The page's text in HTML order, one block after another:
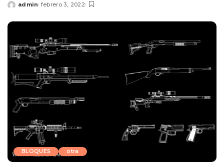
Posted
admin febrero 3, 2022
BLOQUES otra